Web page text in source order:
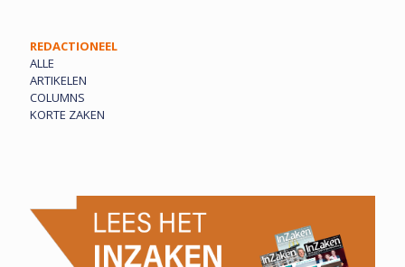
REDACTIONEEL
ALLE
ARTIKELEN
COLUMNS
KORTE ZAKEN